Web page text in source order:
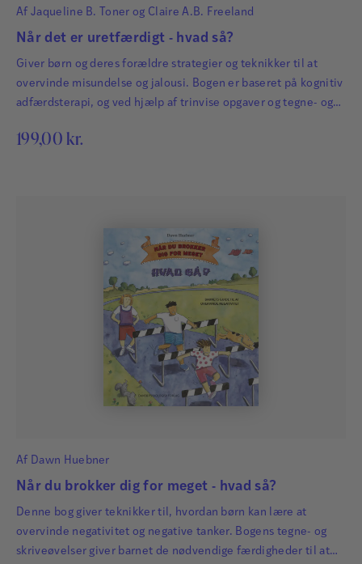
Af Jaqueline B. Toner og Claire A.B. Freeland
Når det er uretfærdigt - hvad så?
Giver børn og deres forældre strategier og teknikker til at
overvinde misundelse og jalousi. Bogen er baseret på kognitiv
adfærdsterapi, og ved hjælp af trinvise opgaver og tegne- og
– så de kan sætte fulde sejl og have det sjovt undervejs!
199,00 kr.
Af Dawn Huebner
Når du brokker dig for meget - hvad så?
Denne bog giver teknikker til, hvordan børn kan lære at
overvinde negativitet og negative tanker. Bogens tegne- og
skriveøvelser giver barnet de nødvendige færdigheder til at